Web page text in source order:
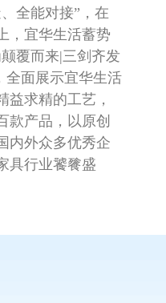
全能对接”，在
，宜华生活蓄势
覆而来|三剑齐发
全面展示宜华生活
益求精的工艺，
款产品，以原创
内外众多优秀企
具行业饕餮盛